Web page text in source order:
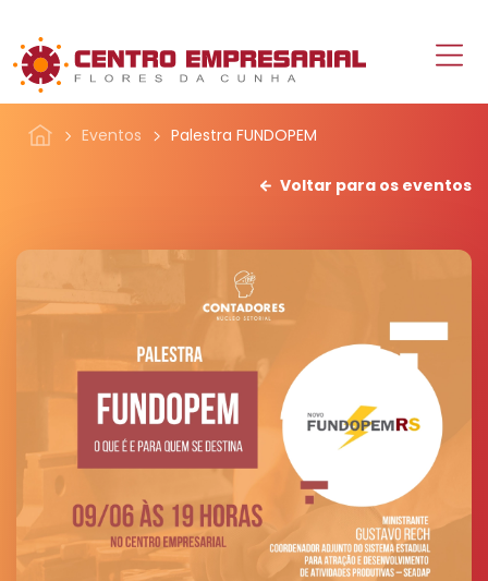
Eventos Palestra FUNDOPEM
Voltar para os eventos